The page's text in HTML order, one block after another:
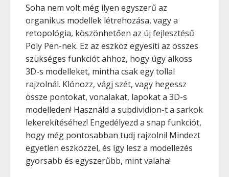
Soha nem volt még ilyen egyszerű az
organikus modellek létrehozása, vagy a
retopológia, köszönhetően az új fejlesztésű
Poly Pen-nek. Ez az eszköz egyesíti az összes
szükséges funkciót ahhoz, hogy úgy alkoss
3D-s modelleket, mintha csak egy tollal
rajzolnál. Klónozz, vágj szét, vagy hegessz
össze pontokat, vonalakat, lapokat a 3D-s
modelleden! Használd a subdividion-t a sarkok
lekerekítéséhez! Engedélyezd a snap funkciót,
hogy még pontosabban tudj rajzolni! Mindezt
egyetlen eszközzel, és így lesz a modellezés
gyorsabb és egyszerűbb, mint valaha!